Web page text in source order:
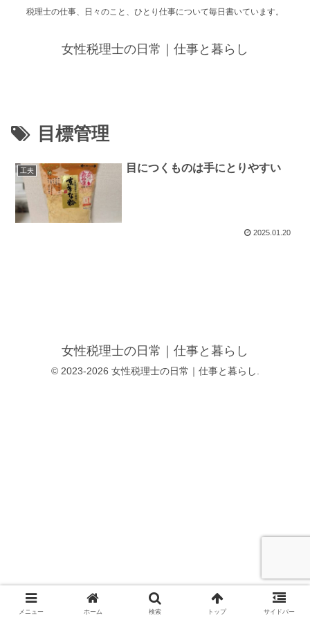
税理士の仕事、日々のこと、ひとり仕事について毎日書いています。
女性税理士の日常｜仕事と暮らし
目標管理
工夫 目につくものは手にとりやすい
2025.01.20
女性税理士の日常｜仕事と暮らし
© 2023-2026 女性税理士の日常｜仕事と暮らし.
メニュー ホーム 検索 トップ サイドバー